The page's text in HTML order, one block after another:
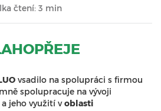
čtení: 3 min
vsadilo na spolupráci s firmou
spolupracuje na vývoji
a jeho využití voblasti